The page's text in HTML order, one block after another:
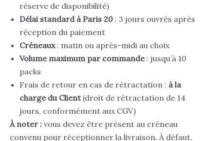
réserve de disponibilité)
Délai standard à Paris 20 : 3 jours ouvrés après
réception du paiement
Créneaux: matin ou après-midi au choix
Volume maximum par commande: jusqu’à 10
packs
Frais de retour en cas de rétractation : à la
charge du Client(droit de rétractation de 14
jours, conformément aux CGV)
À noter : vous devez être présent au créneau
convenu pour réceptionner la livraison. À défaut,